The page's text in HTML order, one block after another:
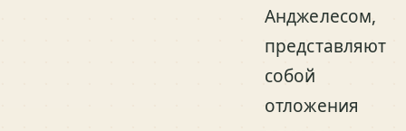
Анджелесом,
представляют
собой
отложения